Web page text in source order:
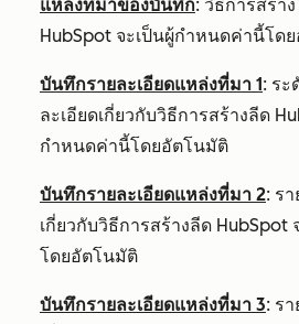
แหล่งที่มาของบันทึก: วิธีการสร้า
HubSpot จะเป็นผู้กำหนดค่านี้โด
บันทึกรายละเอียดแหล่งที่มา 1: ระ
ละเอียดเกี่ยวกับวิธีการสร้างลีด
กำหนดค่านี้โดยอัตโนมัติ
บันทึกรายละเอียดแหล่งที่มา 2: ร
เกี่ยวกับวิธีการสร้างลีด
โดยอัตโนมัติ
บันทึกรายละเอียดแหล่งที่มา 3: ร